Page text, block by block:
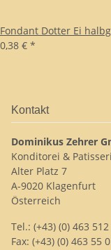
Fondant Dotter Ei
0,38 € *
Kontakt
Dominikus Zehrer
Konditorei &
Alter Platz 7
A-9020 Klagenfurt
Österreich
Tel.: (+43) (0) 463
Fax: (+43) (0) 463 55